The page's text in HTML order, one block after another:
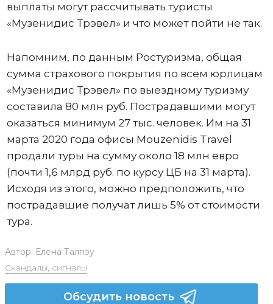
выплаты могут рассчитывать туристы
«Музенидис Трэвел» и что может пойти не так.
Напомним, по данным Ростуризма, общая
сумма страхового покрытия по всем юрлицам
«Музенидис Трэвел» по выездному туризму
составила 80 млн руб. Пострадавшими могут
оказаться минимум 27 тыс. человек. Им на 31
марта 2020 года офисы Mouzenidis Travel
продали туры на сумму около 18 млн евро
(почти 1,6 млрд руб. по курсу ЦБ на 31 марта).
Исходя из этого, можно предположить, что
пострадавшие получат лишь 5% от стоимости
тура.
Автор: Елена Талпэу
Скандалы, сигналы
Обсудить новость